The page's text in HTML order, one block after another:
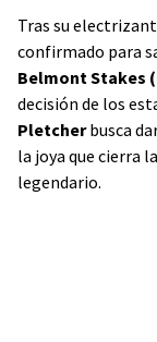
Tras su
confirmado para
Belmont Stakes
decisión de los
Pletcherbusca
la joya que cierra
legendario.